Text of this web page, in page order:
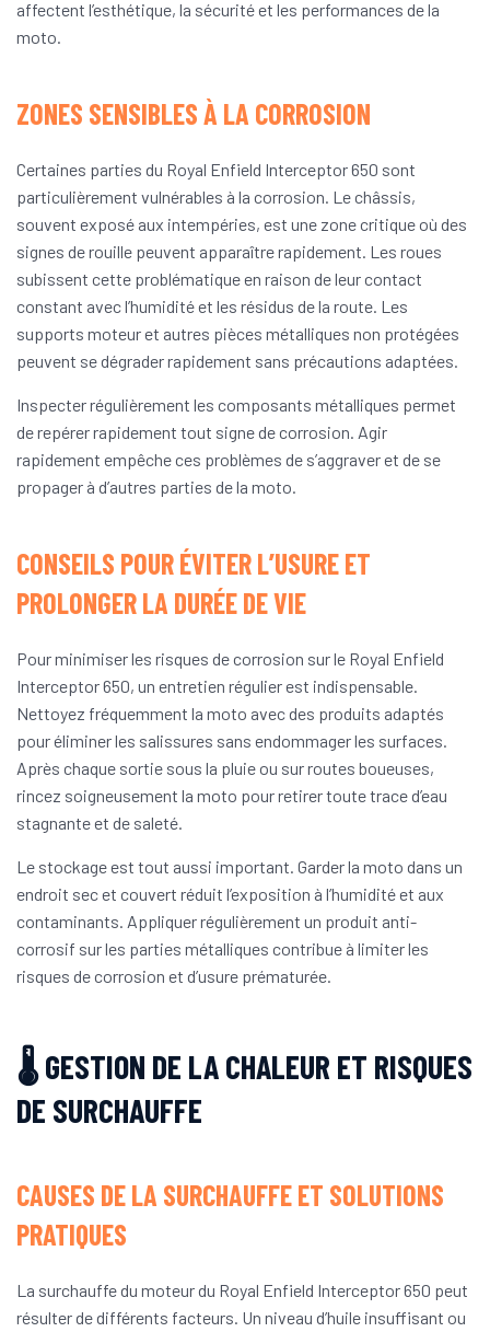
affectent l’esthétique, la sécurité et les performances de la
moto.
ZONES SENSIBLES À LA CORROSION
Certaines parties du Royal Enfield Interceptor 650 sont
particulièrement vulnérables à la corrosion. Le châssis,
souvent exposé aux intempéries, est une zone critique où des
signes de rouille peuvent apparaître rapidement. Les roues
subissent cette problématique en raison de leur contact
constant avec l’humidité et les résidus de la route. Les
supports moteur et autres pièces métalliques non protégées
peuvent se dégrader rapidement sans précautions adaptées.
Inspecter régulièrement les composants métalliques permet
de repérer rapidement tout signe de corrosion. Agir
rapidement empêche ces problèmes de s’aggraver et de se
propager à d’autres parties de la moto.
CONSEILS POUR ÉVITER L’USURE ET
PROLONGER LA DURÉE DE VIE
Pour minimiser les risques de corrosion sur le Royal Enfield
Interceptor 650, un entretien régulier est indispensable.
Nettoyez fréquemment la moto avec des produits adaptés
pour éliminer les salissures sans endommager les surfaces.
Après chaque sortie sous la pluie ou sur routes boueuses,
rincez soigneusement la moto pour retirer toute trace d’eau
stagnante et de saleté.
Le stockage est tout aussi important. Garder la moto dans un
endroit sec et couvert réduit l’exposition à l’humidité et aux
contaminants. Appliquer régulièrement un produit anti-
corrosif sur les parties métalliques contribue à limiter les
risques de corrosion et d’usure prématurée.
🌡️ GESTION DE LA CHALEUR ET RISQUES
DE SURCHAUFFE
CAUSES DE LA SURCHAUFFE ET SOLUTIONS
PRATIQUES
La surchauffe du moteur du Royal Enfield Interceptor 650 peut
résulter de différents facteurs. Un niveau d’huile insuffisant ou